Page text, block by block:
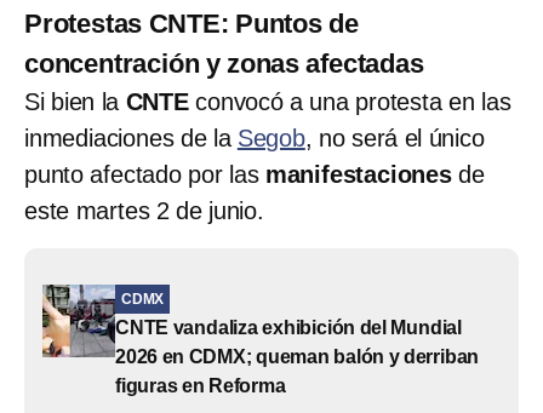
Protestas CNTE: Puntos de
concentración y zonas afectadas
Si bien la CNTEconvocó a una protesta en las
inmediaciones de la Segob, no será el único
punto afectado por lasmanifestacionesde
este martes 2 de junio.
CDMX
CNTE vandaliza exhibición del Mundial
2026 en CDMX; queman balón y derriban
figuras en Reforma